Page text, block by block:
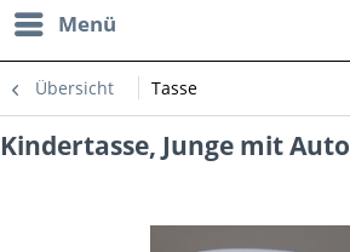
Menü
Übersicht Tasse
Kindertasse, Junge mit Auto